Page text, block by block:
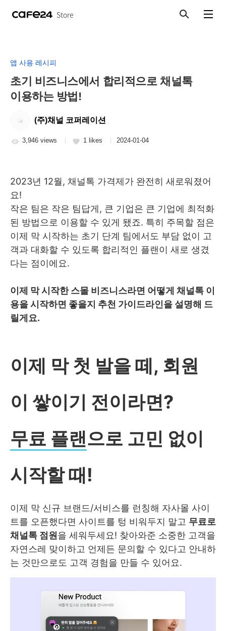
Store
앱 사용 레시피
초기 비즈니스에서 합리적으로 채널톡
이용하는 방법!
(주)채널 코퍼레이션
3,946 views 1 likes 2024-01-04
2023년 12월, 채널톡 가격제가 완전히 새로워졌어
요!
작은 팀은 작은 팀답게, 큰 기업은 큰 기업에 최적화
된 방법으로 이용할 수 있게 됐죠. 특히 주목할 점은
이제 막 시작하는 초기 단계 팀에서도 부담 없이 고
객과 대화할 수 있도록 합리적인 플랜이 새로 생겼
다는 점이에요.
이제 막 시작한 스몰 비즈니스라면 어떻게 채널톡 이
용을 시작하면 좋을지 추천 가이드라인을 설명해 드
릴게요.
이제 막 첫 발을 떼, 회원
이 쌓이기 전이라면?
무료 플랜으로 고민 없이
시작할 때!
이제 막 신규 브랜드/서비스를 런칭해 자사몰 사이
트를 오픈했다면 사이트를 텅 비워두지 말고 무료로
채널톡 점원 을 세워두세요! 찾아와준 소중한 고객을
자연스레 맞이하고 언제든 문의할 수 있다고 안내하
는 것만으로도 고객 경험을 만들 수 있어요.